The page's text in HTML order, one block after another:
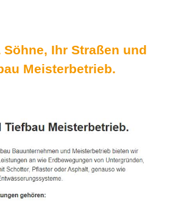
Söhne, Ihr Straßen und
Meisterbetrieb.